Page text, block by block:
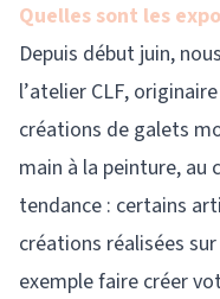
Quelles sont les
Depuis début juin,
l’atelier CLF,
créations de galets
main à la peinture, au
tendance : certains
créations réalisées
exemple faire créer